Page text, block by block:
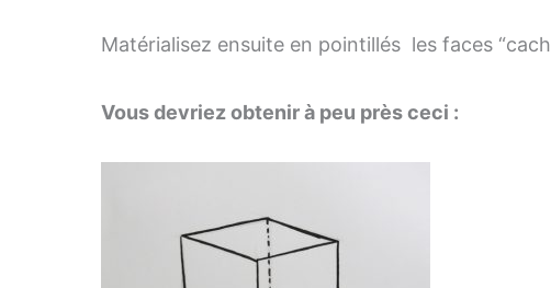
Matérialisez ensuite en pointillés les faces
Vous devriez obtenir à peu près ceci :